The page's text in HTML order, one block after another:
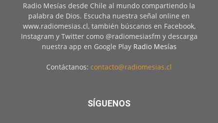
Radio Mesías desde Chile al mundo compartiendo la
palabra de Dios. Escucha nuestra señal online en
www.radiomesias.cl, también búscanos en Facebook,
Instagram y Twitter como @radiomesiasfm y descarga
nuestra app en Google Play Radio Mesías
Contáctanos: contacto@radiomesias.cl
SÍGUENOS